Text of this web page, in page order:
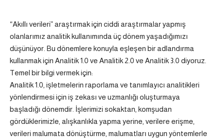
“Akıllı verileri” araştırmak için ciddi araştırmalar yapmış
olanlarımız analitik kullanımında üç dönem yaşadığımızı
düşünüyor. Bu dönemlere konuyla eşleşen bir adlandırma
kullanmak için Analitik 1.0 ve Analitik 2.0 ve Analitik 3.0 diyoruz.
Temel bir bilgi vermek için:
Analitik 1.0, işletmelerin raporlama ve tanımlayıcı analitikleri
yönlendirmesi için iş zekası ve uzmanlığı oluşturmaya
başladığı dönemdir. İşlerimizi sokaktan, komşudan
gördüklerimizle, alışkanlıkla yapma yerine, verilere erişme,
verileri malumata dönüştürme, malumatları uygun yöntemlerle